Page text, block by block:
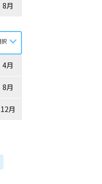
8月
4月
8月
12月